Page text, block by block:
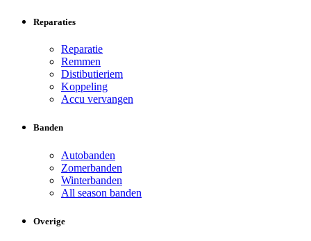
Reparaties
Reparatie
Remmen
Distibutieriem
Koppeling
Accu vervangen
Banden
Autobanden
Zomerbanden
Winterbanden
All season banden
Overige